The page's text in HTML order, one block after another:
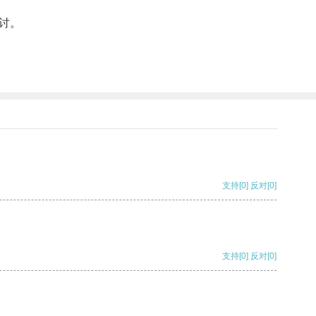
。
支持[0] 反对[0]
支持[0] 反对[0]